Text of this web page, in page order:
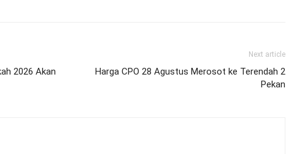
2026 Akan
Next article
Harga CPO 28 Agustus Merosot ke Terendah 2
Pekan